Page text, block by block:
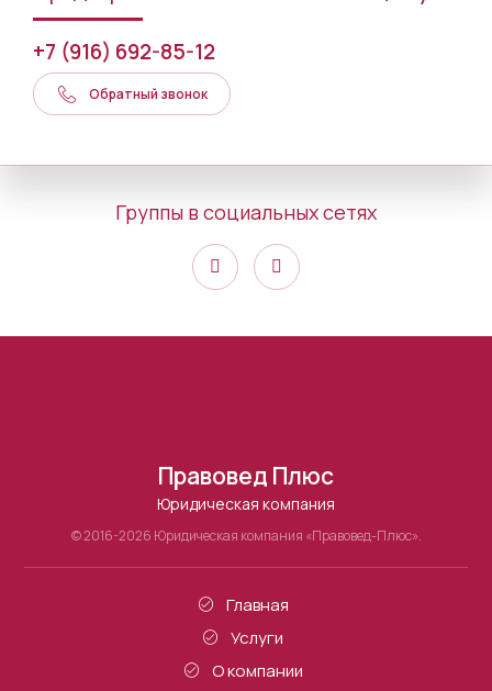
+7 (916) 692-85-12
Обратный звонок
Группы в социальных сетях
Правовед Плюс
Юридическая компания
© 2016-2026 Юридическая компания «Правовед-Плюс».
Главная
Услуги
О компании